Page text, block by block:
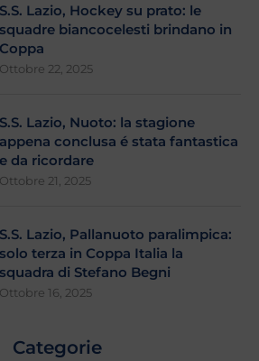
S.S. Lazio, Hockey su prato: le
squadre biancocelesti brindano in
Coppa
Ottobre 22, 2025
S.S. Lazio, Nuoto: la stagione
appena conclusa é stata fantastica
e da ricordare
Ottobre 21, 2025
S.S. Lazio, Pallanuoto paralimpica:
solo terza in Coppa Italia la
squadra di Stefano Begni
Ottobre 16, 2025
Categorie